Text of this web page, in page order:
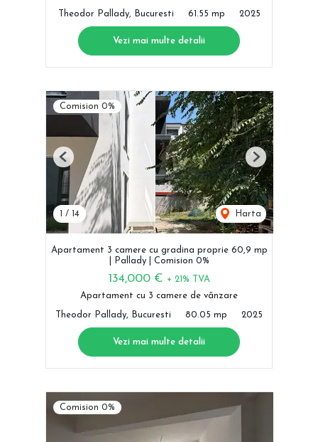
Theodor Pallady, Bucuresti 61.55 mp 2025
Vezi mai multe detalii
Comision 0%
1 / 14 Harta
Previous Next
Apartament 3 camere cu gradina proprie 60,9 mp
| Pallady | Comision 0%
134,000 € + 21% TVA
Apartament cu 3 camere de vânzare
Theodor Pallady, Bucuresti 80.05 mp 2025
Vezi mai multe detalii
Comision 0%